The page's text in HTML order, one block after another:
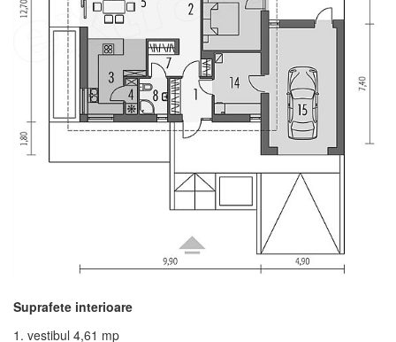
Suprafete interioare
1. vestibul 4,61 mp